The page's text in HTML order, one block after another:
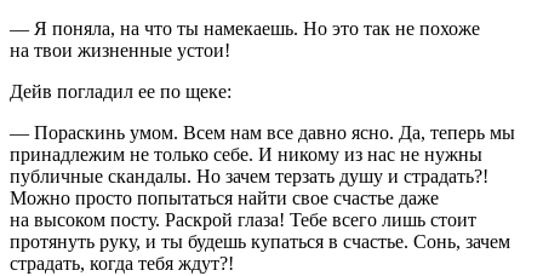
— Я поняла, на что ты намекаешь. Но это так не похоже
на твои жизненные устои!
Дейв погладил ее по щеке:
— Пораскинь умом. Всем нам все давно ясно. Да, теперь мы
принадлежим не только себе. И никому из нас не нужны
публичные скандалы. Но зачем терзать душу и страдать?!
Можно просто попытаться найти свое счастье даже
на высоком посту. Раскрой глаза! Тебе всего лишь стоит
протянуть руку, и ты будешь купаться в счастье. Сонь, зачем
страдать, когда тебя ждут?!